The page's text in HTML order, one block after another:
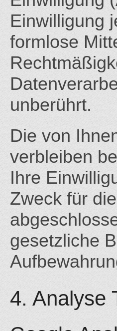
Einwilligung
formlose
unberührt.
Die von
verbleiben
Ihre
Zweck für
gesetzliche
4. Analyse